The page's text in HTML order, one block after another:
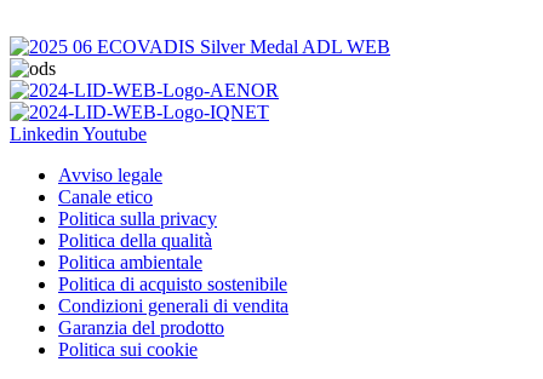
LinkedinYoutube
Avviso legale
Canale etico
Politica sulla privacy
Politica della qualità
Politica ambientale
Politica di acquisto sostenibile
Condizioni generali di vendita
Garanzia del prodotto
Politica sui cookie